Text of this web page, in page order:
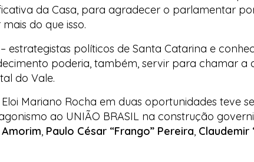
da Casa, para agradecer o parlamentar
do que isso.
estrategistas políticos de Santa Catarina e
poderia, também, servir para chamar a
do Vale.
Mariano Rocha em duas oportunidades teve
ao UNIÃO BRASIL na construção
, Paulo César “Frango” Pereira, Claudemir